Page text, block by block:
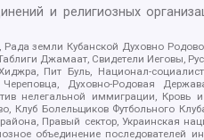
и религиозных
Рада земли Кубанской Духовно
Джамаат, Свидетели Иеговы,
Пит Буль, Национал-
Духовно-Родовая
нелегальной иммиграции, Кровь
Клуб Болельщиков Футбольного
Правый сектор, Украинская
объединение последователей